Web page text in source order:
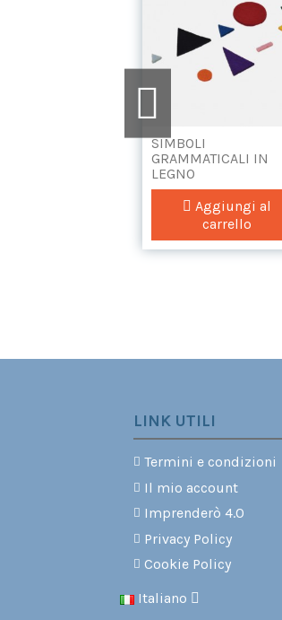
SIMBOLI
GRAMMATICALI IN
LEGNO
Aggiungi al
carrello
LINK UTILI
Termini e condizioni
Il mio account
Imprenderò 4.0
Privacy Policy
Cookie Policy
Italiano